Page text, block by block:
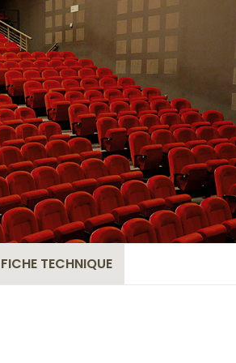
THÉÂTRE
BERNARD
FICHE TECHNIQUE